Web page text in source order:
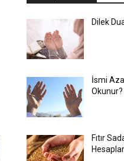
Dilek
İsmi
Okunur?
Fıtır